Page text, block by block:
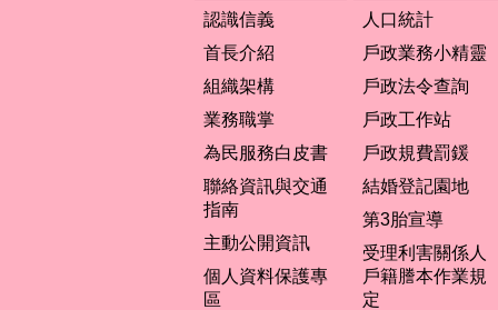
認識信義
首長介紹
組織架構
業務職掌
為民服務白皮書
聯絡資訊與交通
指南
主動公開資訊
個人資料保護專
區
人口統計
戶政業務小精靈
戶政法令查詢
戶政工作站
戶政規費罰鍰
結婚登記園地
第3胎宣導
受理利害關係人
戶籍謄本作業規
定